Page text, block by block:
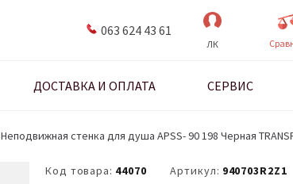
063 624 43 61
ЛК
ДОСТАВКА И ОПЛАТА СЕРВИС
Неподвижная стенка для душа APSS- 90 198 Черная
Код товара: 44070 Артикул: 940703R2Z1